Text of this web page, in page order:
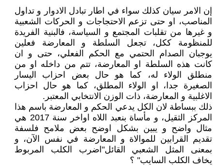
إن الامر سيان كذلك سواء في اطار تبادل الادوار و تداول
المناصب، او حتى تزعم الاحتجاجات و الحركات الشعبية
و غيرها من تقلبات المجتمع و السياسة، فالبنية الفريدة
للمنظومة ككل، تجعل السلطة و المعارضة فعلين
يوجبان الصدام الحتمي مع الحكم الفعلي، حتى و ان
كانت هذه السلطة او المعارضة، تتم من داخله او من
منطلق الولاء له، كما هو حال بعض احزاب اليسار
الصغيرة جدا، او الولاء المطلق، كما هو حال احزاب
الاغلبية و المعارضة، ذات الوزن الانتخابي المعتبر.
ذلك ببساطة لان الكل يدعي الحكم و المعارضة باسم هذا
المركز الثقيل، و مأساة بنعبد اللاه اواخر سنة 2017 هي
مثال واضح و يبين بشكل اوضح بعض ملامح فلسفة
تقديم القرابين للموالاة و المعارضة في نفس الآن، و
بمعنى المثل الشعبي القائل"اضرب الكلب المربوط
يخاف الكلب السايب" ؟